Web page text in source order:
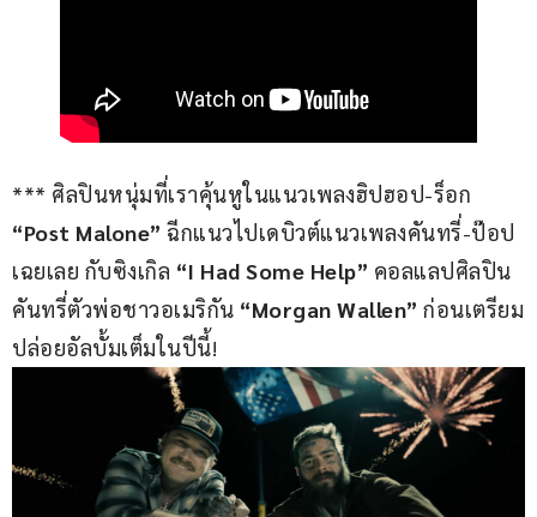
*** ศิลปินหนุ่มที่เราคุ้นหูในแนวเพลงฮิปฮอป-ร็อก
“Post Malone” ฉีกแนวไปเดบิวต์แนวเพลงคันทรี่-ป๊อป
เฉยเลย กับซิงเกิล “I Had Some Help” คอลแลปศิลปิน
คันทรี่ตัวพ่อชาวอเมริกัน “Morgan Wallen” ก่อนเตรียม
ปล่อยอัลบั้มเต็มในปีนี้!